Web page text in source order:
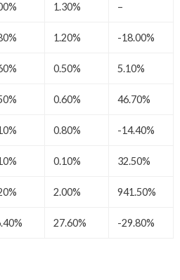
1.30% –
1.20% -18.00%
0.50% 5.10%
0.60% 46.70%
0.80% -14.40%
0.10% 32.50%
2.00% 941.50%
27.60% -29.80%